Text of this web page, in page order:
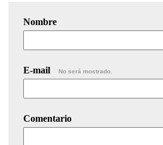
Nombre
E-mail No será mostrado.
Comentario